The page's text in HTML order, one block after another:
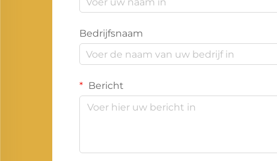
Bedrijfsnaam
Bericht